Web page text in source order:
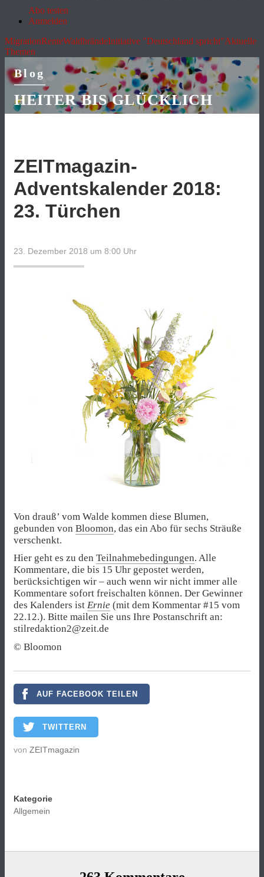
Abo testen
Anmelden
MigrationRenteWaldbrändeInitiative "Deutschland spricht"Aktuelle
Themen
Blog
HEITER BIS GLÜCKLICH
ZEITmagazin-
Adventskalender 2018:
23. Türchen
23. Dezember 2018 um 8:00 Uhr
Von drauß’ vom Walde kommen diese Blumen,
gebunden von Bloomon, das ein Abo für sechs Sträuße
verschenkt.
Hier geht es zu den Teilnahmebedingungen. Alle
Kommentare, die bis 15 Uhr gepostet werden,
berücksichtigen wir – auch wenn wir nicht immer alle
Kommentare sofort freischalten können. Der Gewinner
des Kalenders ist Ernie (mit dem Kommentar #15 vom
22.12.). Bitte mailen Sie uns Ihre Postanschrift an:
stilredaktion2@zeit.de
© Bloomon
AUF FACEBOOK TEILEN
TWITTERN
von ZEITmagazin
Kategorie
Allgemein